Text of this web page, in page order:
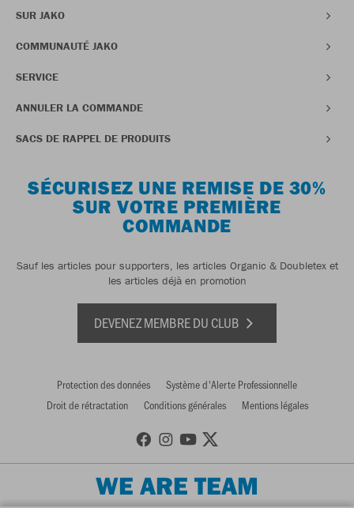
SUR JAKO
COMMUNAUTÉ JAKO
SERVICE
ANNULER LA COMMANDE
SACS DE RAPPEL DE PRODUITS
SÉCURISEZ UNE REMISE DE 30%
SUR VOTRE PREMIÈRE
COMMANDE
Sauf les articles pour supporters, les articles Organic & Doubletex et
les articles déjà en promotion
DEVENEZ MEMBRE DU CLUB
Protection des données
Système d'Alerte Professionnelle
Droit de rétractation
Conditions générales Mentions légales
WE ARE TEAM